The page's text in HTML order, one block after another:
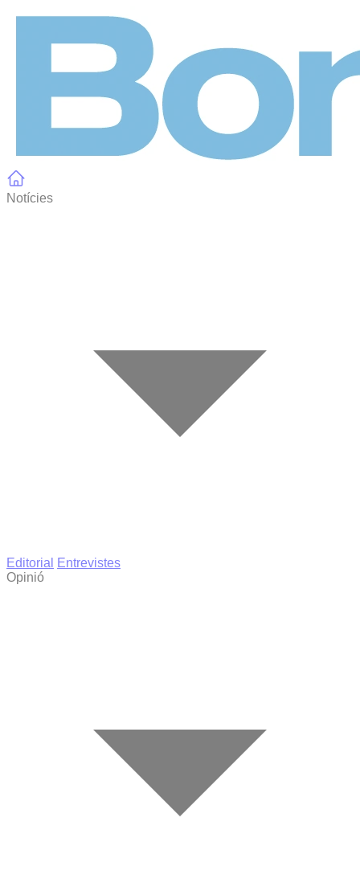
Notícies
Editorial
Entrevistes
Opinió